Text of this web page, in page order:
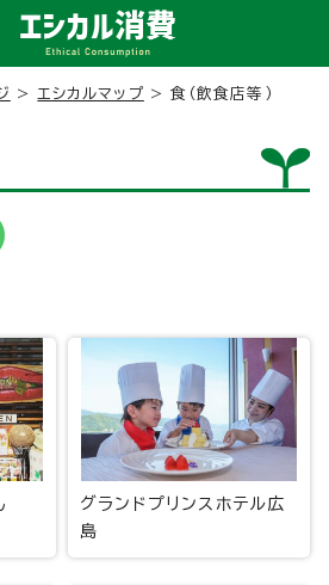
> エシカルマップ > 食（飲食店等）
グランドプリンスホテル広
島